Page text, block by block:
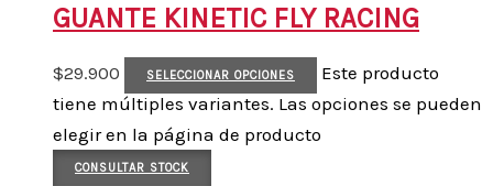
GUANTE KINETIC FLY RACING
$29.900 SELECCIONAR OPCIONES
Este producto
tiene múltiples variantes. Las opciones se pueden
elegir en la página de producto
CONSULTAR STOCK